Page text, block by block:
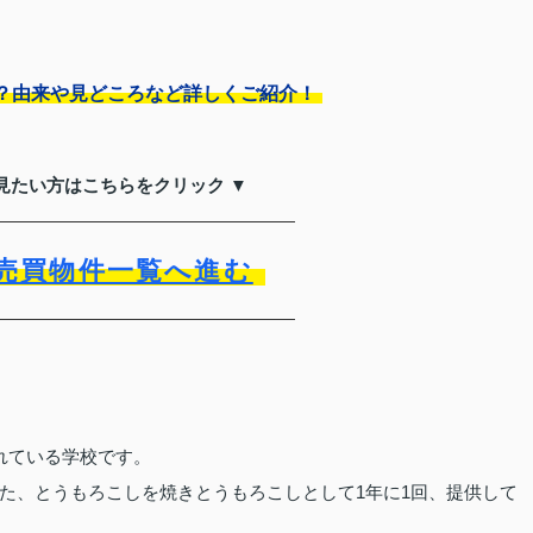
由来や見どころなど詳しくご紹介！
たい方はこちらをクリック ▼
買物件一覧へ進む
いる学校です。
、とうもろこしを焼きとうもろこしとして1年に1回、提供して